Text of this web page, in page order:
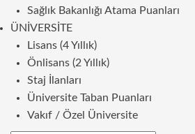
Sağlık Bakanlığı Atama Puanları
ÜNIVERSITE
Lisans (4 Yıllık)
Önlisans (2 Yıllık)
Staj İlanları
Üniversite Taban Puanları
Vakıf / Özel Üniversite